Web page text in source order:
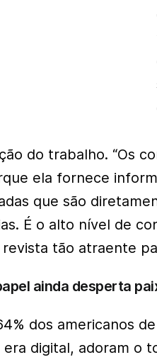
do trabalho. “Os
ela fornece
que são
É o alto nível de
tão atraente
ainda desperta
dos americanos
era digital, adoram o